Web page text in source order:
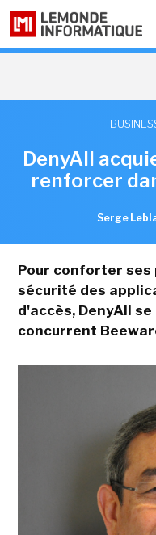
DenyAll
renforcer
Serge
Pour conforter ses
sécurité des
d'accès, DenyAll
concurrent